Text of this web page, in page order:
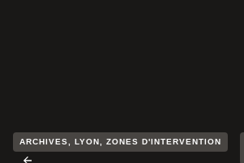
ARCHIVES LYON ZONES D'INTERVENTION